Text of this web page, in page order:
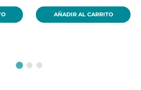
AÑADIR AL CARRITO